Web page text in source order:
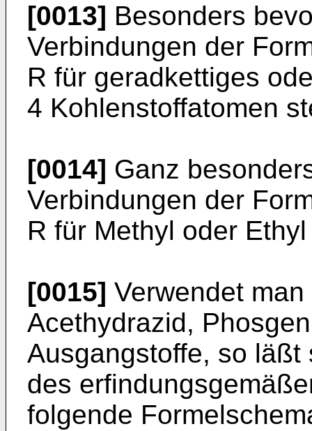
[0013] Besonders
Verbindungen der
R für geradkettiges
4 Kohlenstoffatomen
[0014] Ganz
Verbindungen der
R für Methyl oder
[0015] Verwendet
Acethydrazid,
Ausgangstoffe, so
des
folgende